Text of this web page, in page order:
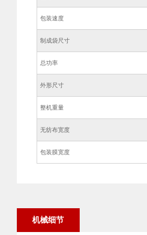
包装速度
制成袋尺寸
总功率
外形尺寸
整机重量
无纺布宽度
包装膜宽度
机械细节